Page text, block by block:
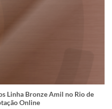
Linha Bronze Amil no Rio de
Online